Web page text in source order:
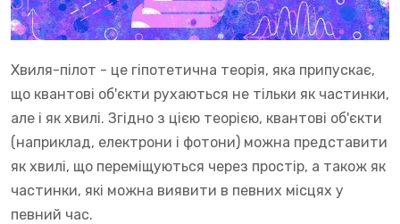
Хвиля-пілот - це гіпотетична теорія, яка припускає,
що квантові об'єкти рухаються не тільки як частинки,
але і як хвилі. Згідно з цією теорією, квантові об'єкти
(наприклад, електрони і фотони) можна представити
як хвилі, що переміщуються через простір, а також як
частинки, які можна виявити в певних місцях у
певний час.